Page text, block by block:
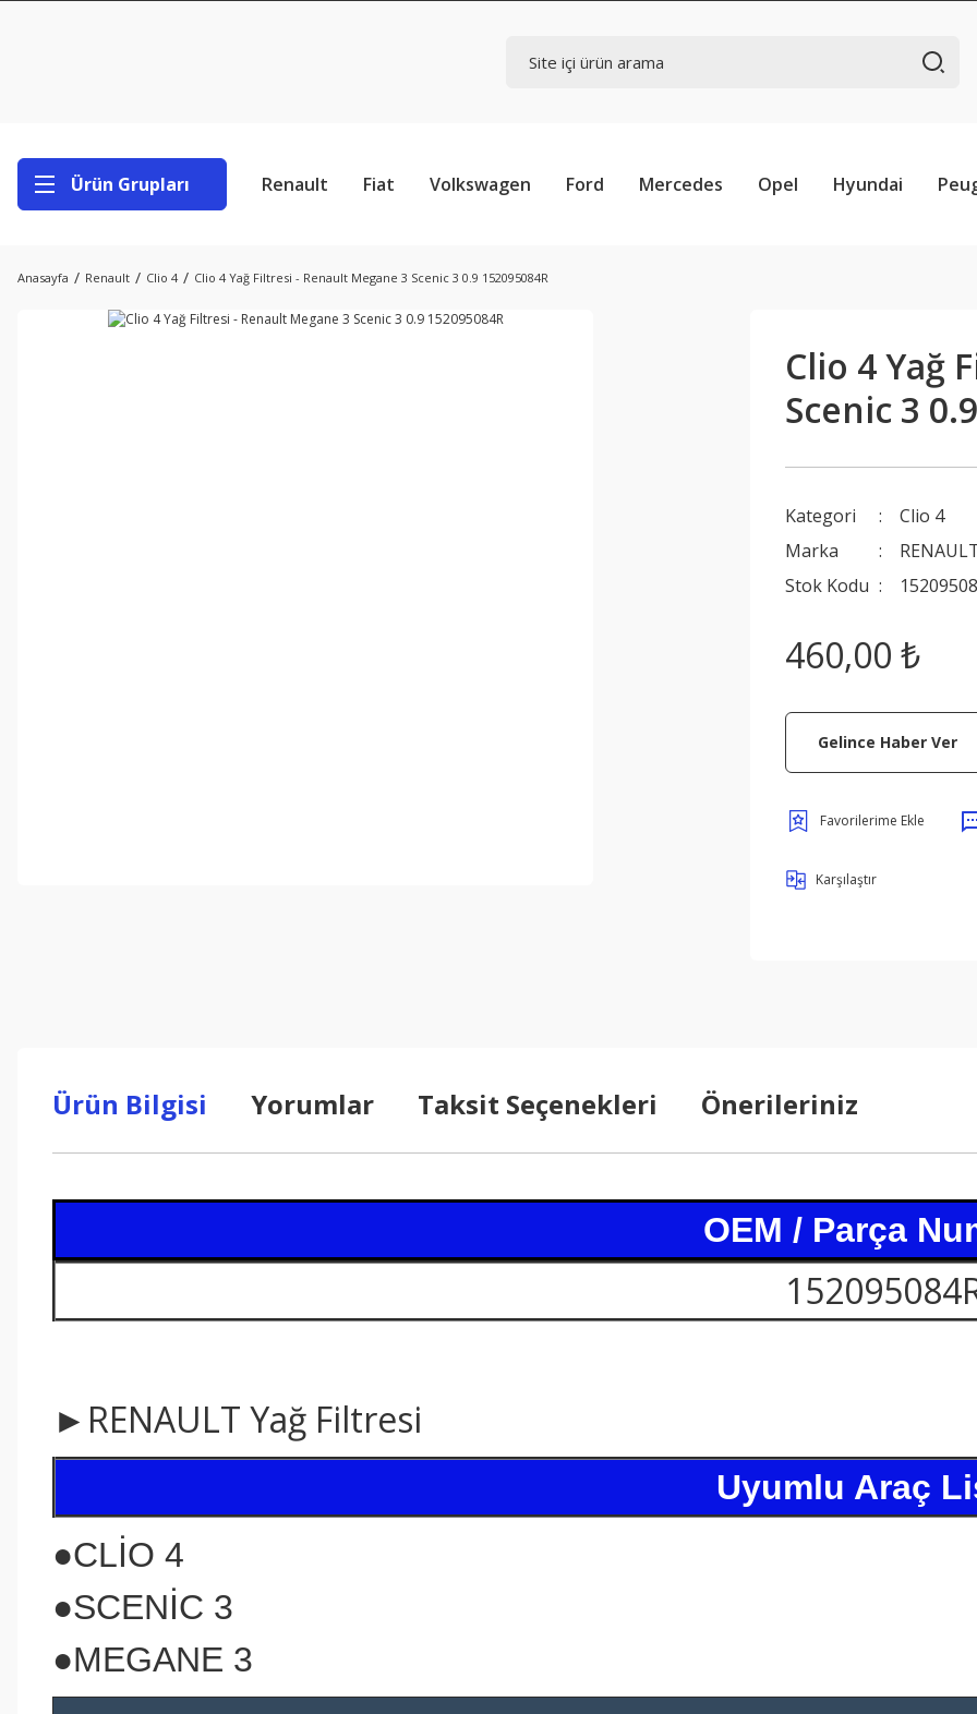
Ürün Grupları Renault Fiat Volkswagen Ford Mercedes Opel Hyundai
Anasayfa Renault Clio 4 Clio 4 Yağ Filtresi - Renault Megane 3 Scenic 3 0.9 152095084R
Clio 4 Yağ
Scenic 3
Kategori
Clio 4
Marka
Stok Kodu
460,00 ₺
Gelince Haber Ver
Karşılaştır
Ürün Bilgisi Yorumlar Taksit Seçenekleri Önerileriniz
OEM / Parça
►RENAULT Yağ Filtresi
Uyumlu Araç
●CLİO 4
●SCENİC 3
●MEGANE 3